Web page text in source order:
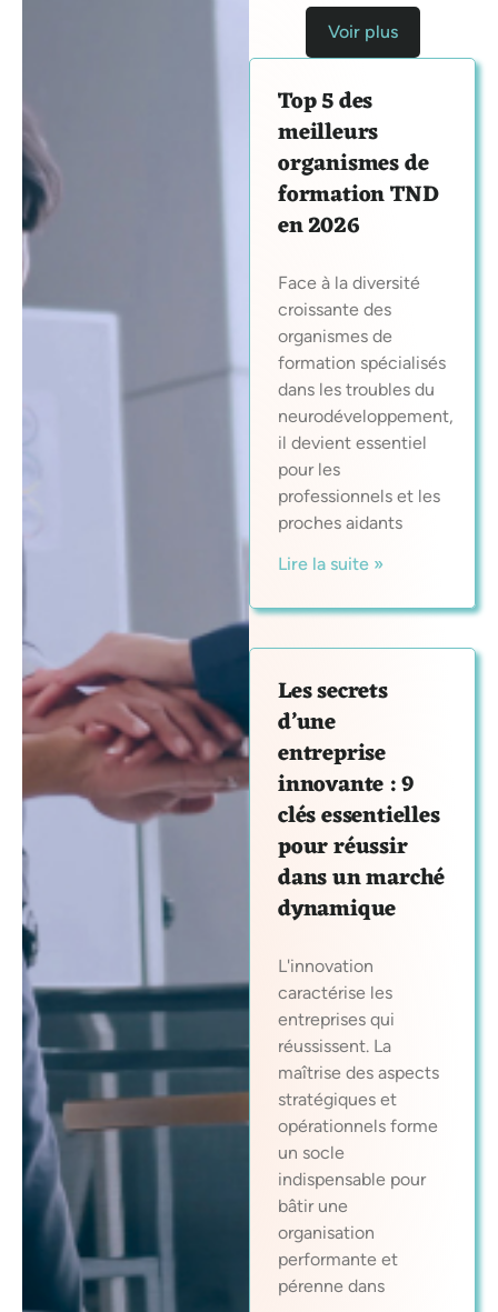
Voir plus
Top 5 des
meilleurs
organismes de
formation TND
en 2026
Face à la diversité
croissante des
organismes de
formation spécialisés
dans les troubles du
neurodéveloppement,
il devient essentiel
pour les
professionnels et les
proches aidants
Lire la suite »
Les secrets
d’une
entreprise
innovante : 9
clés essentielles
pour réussir
dans un marché
dynamique
L'innovation
caractérise les
entreprises qui
réussissent. La
maîtrise des aspects
stratégiques et
opérationnels forme
un socle
indispensable pour
bâtir une
organisation
performante et
pérenne dans